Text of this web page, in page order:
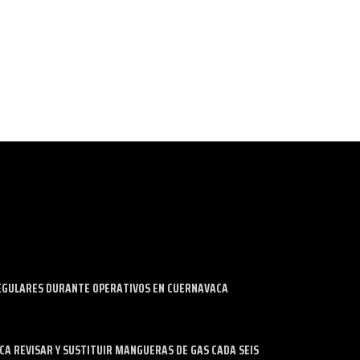
DURANTE OPERATIVOS EN CUERNAVACA
REVISAR Y SUSTITUIR MANGUERAS DE GAS CADA SEIS